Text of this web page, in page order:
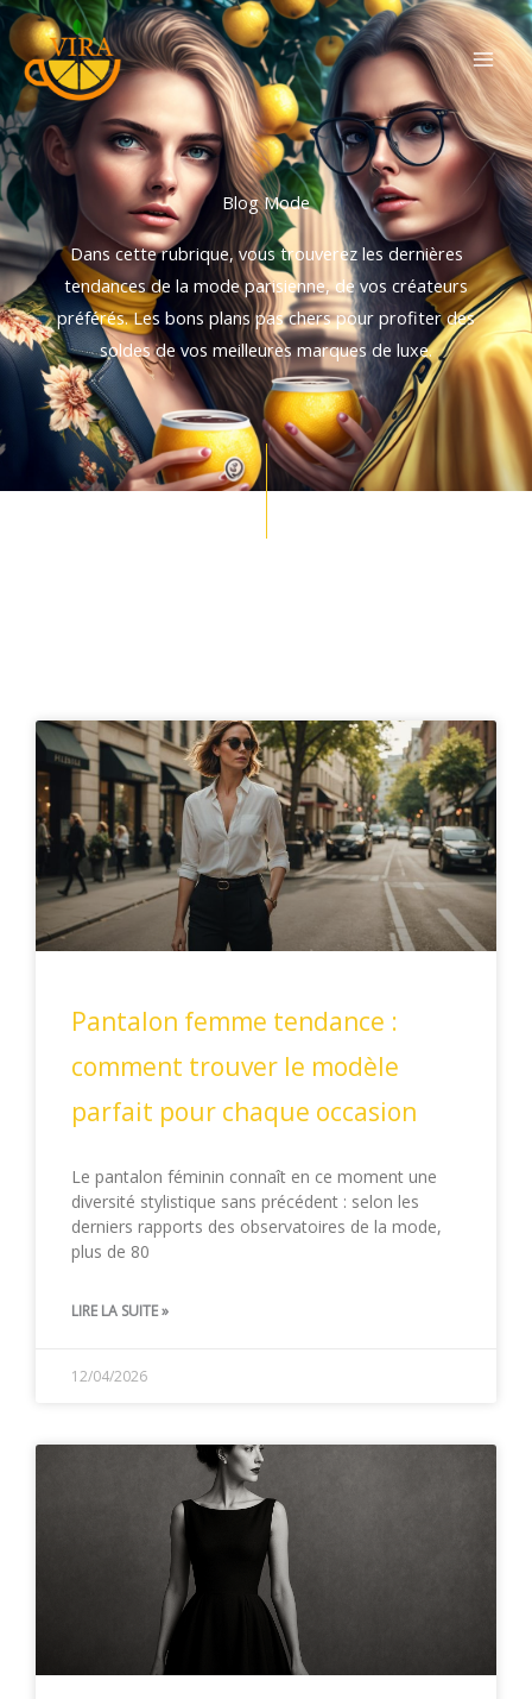
Aller
au
contenu
Blog Mode
Dans cette rubrique, vous trouverez les dernières
tendances de la mode parisienne, de vos créateurs
préférés.Les bons plans pas chers pour profiter des
soldes de vos meilleures marques de luxe.
Pantalon femme tendance :
comment trouver le modèle
parfait pour chaque occasion
Le pantalon féminin connaît en ce moment une
diversité stylistique sans précédent : selon les
derniers rapports des observatoires de la mode,
plus de 80
LIRE LA SUITE »
12/04/2026
PagePage